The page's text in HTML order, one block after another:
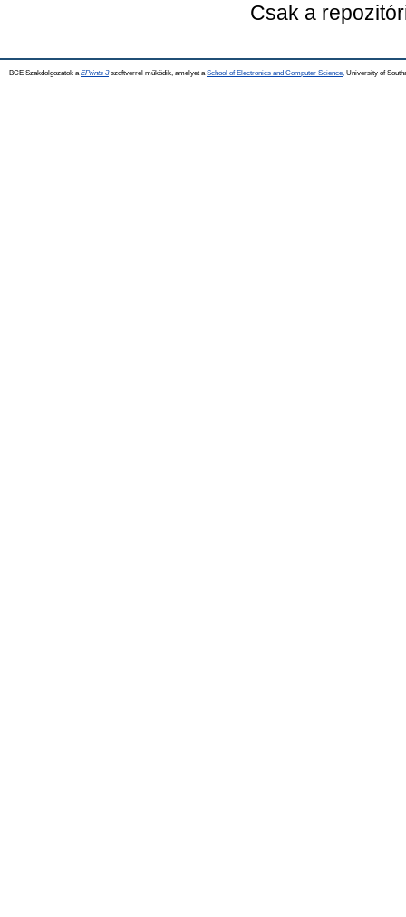
Csak a
BCE Szakdolgozatok a EPrints 3szoftverrel működik, amelyet a School of Electronics and Computer Science, University of